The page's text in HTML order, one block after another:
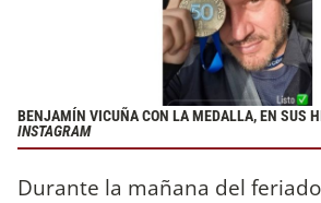
BENJAMÍN VICUÑA CON LA MEDALLA, EN SUS
INSTAGRAM
Durante la mañana del